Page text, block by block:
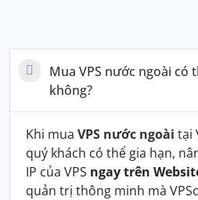
Mua VPS nước ngoài có
không?
Khi mua VPS nước ngoài tại
quý khách có thể gia hạn,
IP của VPS ngay trên
quản trị thông minh mà